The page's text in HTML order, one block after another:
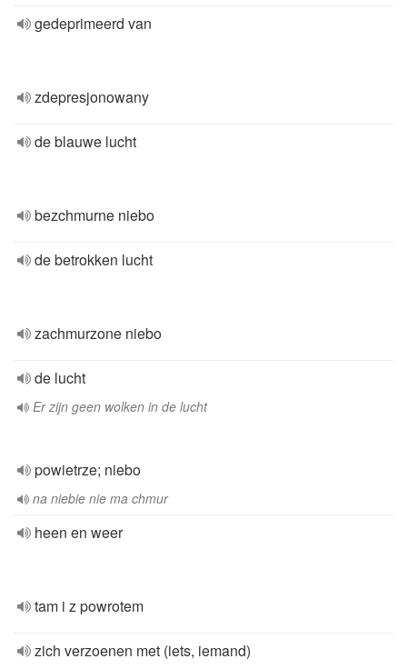
gedeprimeerd van
zdepresjonowany
de blauwe lucht
bezchmurne niebo
de betrokken lucht
zachmurzone niebo
de lucht
Er zijn geen wolken in de lucht
powietrze; niebo
na niebie nie ma chmur
heen en weer
tam i z powrotem
zich verzoenen met (iets, iemand)